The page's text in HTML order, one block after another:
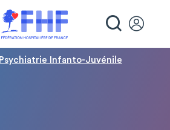
Infanto-Juvénile
cookies